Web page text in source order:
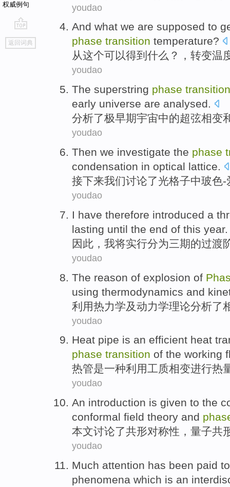
权威例句
go
top
返回词典
youdao
And what we are supposed to
phase transition temperature?
从这个可以得到 什么 ？， 转变温
youdao
The superstring phase transition
early universe are analysed.
分析了极早期宇宙中的超弦相变
youdao
Then we investigate the phase
condensation in optical lattice.
接下来我们讨论了光格子中玻色-
youdao
I have therefore introduced a
lasting until the end of this year.
因此 ， 我将实行分为三期的过渡
youdao
The reason of explosion of
using thermodynamics and
利用热力学及动力学理论分析了
youdao
Heat pipe is an efficient heat
phase transition of the working
热管是一种利用工质相变进行热
youdao
An introduction is given to the
conformal field theory and
本文讨论了共形对称性 ， 量子共
youdao
Much attention has been paid
phenomena which is an